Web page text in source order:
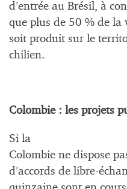
d’entrée au Brésil, à
que plus de 50 % de la
soit produit sur le
chilien.
Colombie : les projets
Si la
Colombie ne dispose
d’accords de libre-